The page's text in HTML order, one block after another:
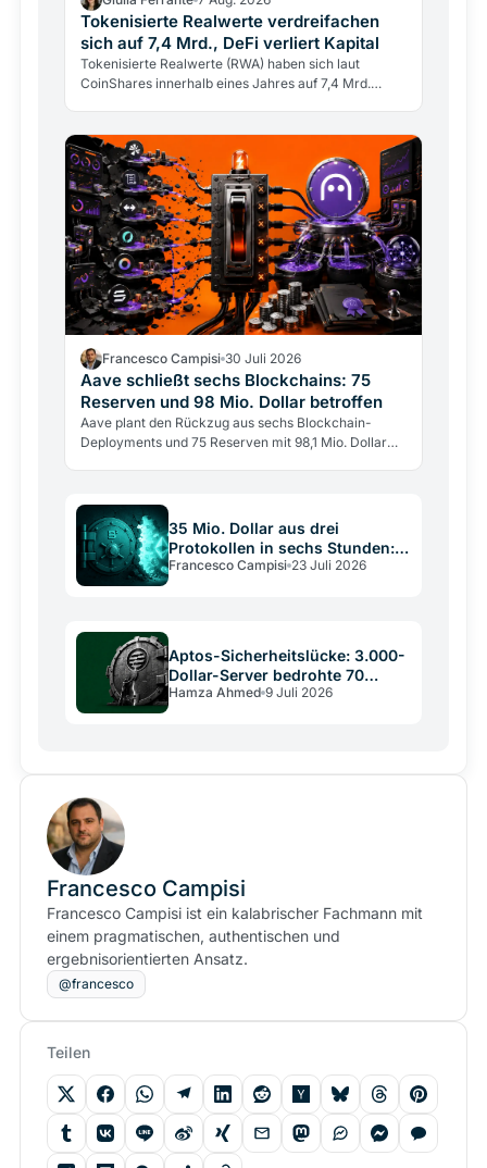
Tokenisierte Realwerte verdreifachen
sich auf 7,4 Mrd., DeFi verliert Kapital
Tokenisierte Realwerte (RWA) haben sich laut
CoinShares innerhalb eines Jahres auf 7,4 Mrd.
Francesco Campisi 30 Juli 2026
Aave schließt sechs Blockchains: 75
Reserven und 98 Mio. Dollar betroffen
Aave plant den Rückzug aus sechs Blockchain-
Deployments und 75 Reserven mit 98,1 Mio. Dollar
35 Mio. Dollar aus drei
Protokollen in sechs Stunden:
Kryptografie blieb intakt
Francesco Campisi 23 Juli 2026
Aptos-Sicherheitslücke: 3.000-
Dollar-Server bedrohte 70
Milliarden
Hamza Ahmed 9 Juli 2026
Francesco Campisi
Francesco Campisi ist ein kalabrischer Fachmann mit
einem pragmatischen, authentischen und
ergebnisorientierten Ansatz.
@francesco
Teilen